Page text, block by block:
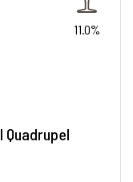
11.0%